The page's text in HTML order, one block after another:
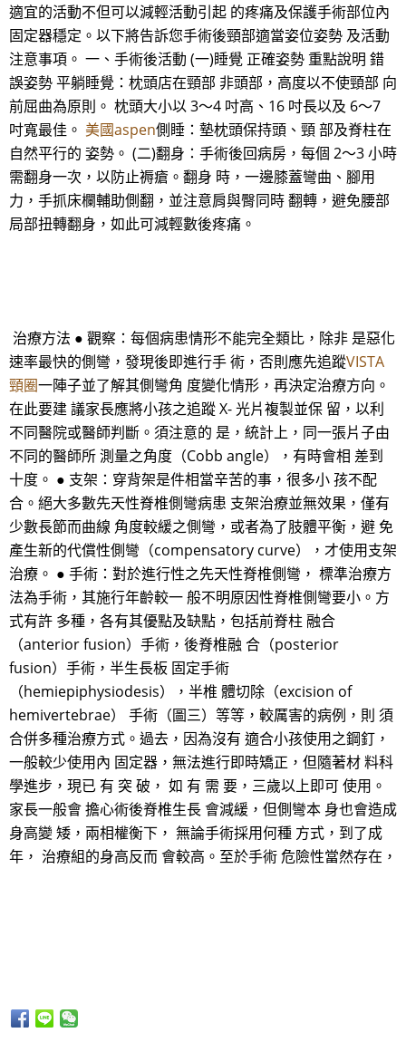
適宜的活動不但可以減輕活動引起 的疼痛及保護手術部位內
固定器穩定。以下將告訴您手術後頸部適當姿位姿勢 及活動
注意事項。 一、手術後活動 (一)睡覺 正確姿勢 重點說明 錯
誤姿勢 平躺睡覺：枕頭店在頸部 非頭部，高度以不使頸部 向
前屈曲為原則。 枕頭大小以 3～4 吋高、16 吋長以及 6～7
吋寬最佳。 美國aspen側睡：墊枕頭保持頭、頸 部及脊柱在
自然平行的 姿勢。 (二)翻身：手術後回病房，每個 2～3 小時
需翻身一次，以防止褥瘡。翻身 時，一邊膝蓋彎曲、腳用
力，手抓床欄輔助側翻，並注意肩與臀同時 翻轉，避免腰部
局部扭轉翻身，如此可減輕數後疼痛。
治療方法 ● 觀察：每個病患情形不能完全類比，除非 是惡化
速率最快的側彎，發現後即進行手 術，否則應先追蹤VISTA
頸圈一陣子並了解其側彎角 度變化情形，再決定治療方向。
在此要建 議家長應將小孩之追蹤 X- 光片複製並保 留，以利
不同醫院或醫師判斷。須注意的 是，統計上，同一張片子由
不同的醫師所 測量之角度（Cobb angle），有時會相 差到
十度。 ● 支架：穿背架是件相當辛苦的事，很多小 孩不配
合。絕大多數先天性脊椎側彎病患 支架治療並無效果，僅有
少數長節而曲線 角度較緩之側彎，或者為了肢體平衡，避 免
產生新的代償性側彎（compensatory curve），才使用支架
治療。 ● 手術：對於進行性之先天性脊椎側彎， 標準治療方
法為手術，其施行年齡較一 般不明原因性脊椎側彎要小。方
式有許 多種，各有其優點及缺點，包括前脊柱 融合
（anterior fusion）手術，後脊椎融 合（posterior
fusion）手術，半生長板 固定手術
（hemiepiphysiodesis），半椎 體切除（excision of
hemivertebrae） 手術（圖三）等等，較厲害的病例，則 須
合併多種治療方式。過去，因為沒有 適合小孩使用之鋼釘，
一般較少使用內 固定器，無法進行即時矯正，但隨著材 料科
學進步，現已 有 突 破， 如 有 需 要，三歲以上即可 使用。
家長一般會 擔心術後脊椎生長 會減緩，但側彎本 身也會造成
身高變 矮，兩相權衡下， 無論手術採用何種 方式，到了成
年， 治療組的身高反而 會較高。至於手術 危險性當然存在，